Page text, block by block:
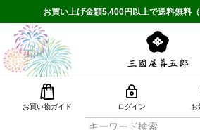
お買い上げ金額5,400円以上で送料無料（
お買い物ガイド ログイン お